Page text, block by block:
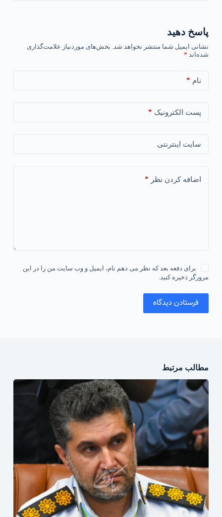
پاسخ دهید
نشانی ایمیل شما منتشر نخواهد شد. بخش‌های موردنیاز علامت‌گذاری
شده‌اند *
نام *
پست الکترونیک *
سایت اینترنتی
اضافه کردن نظر *
برای دفعه بعد که نظر می دهم نام، ایمیل و وب سایت من را در این
مرورگر ذخیره کنید.
فرستادن دیدگاه
مطالب مرتبط